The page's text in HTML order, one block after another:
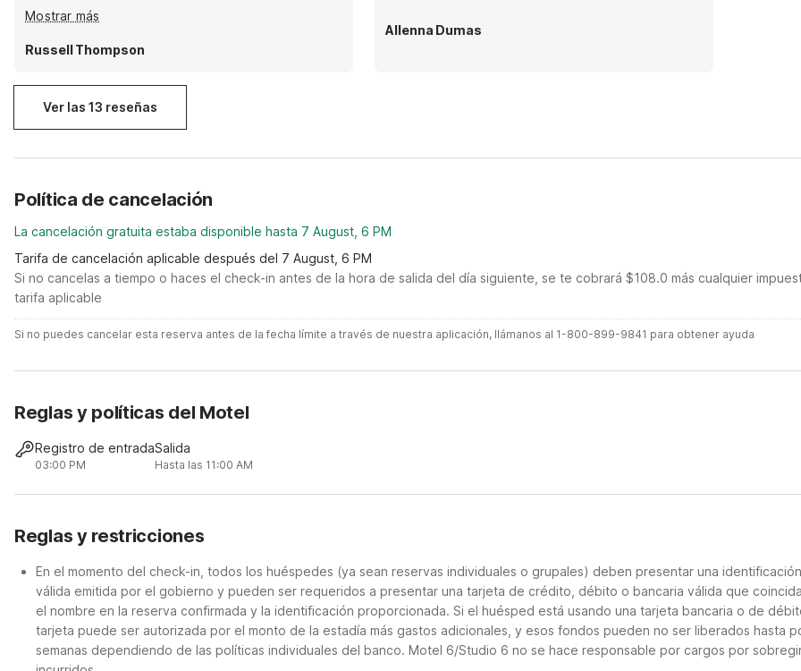
respect not to mention the rates were always fair.
Mostrar más
Russell Thompson
Allenna Dumas
Ver las 13 reseñas
Política de cancelación
La cancelación gratuita estaba disponible hasta 7 August, 6 PM
Tarifa de cancelación aplicable después del 7 August, 6 PM
Si no cancelas a tiempo o haces el check-in antes de la hora de salida del día siguiente, se te cobrará $108.0 más cualquier
tarifa aplicable
Si no puedes cancelar esta reserva antes de la fecha límite a través de nuestra aplicación, llámanos al 1-800-899-9841 para obtener ayuda
Reglas y políticas del Motel
Registro de entrada
03:00 PM
Salida
Hasta las 11:00 AM
Reglas y restricciones
En el momento del check-in, todos los huéspedes (ya sean reservas individuales o grupales) deben presentar una identificación
válida emitida por el gobierno y pueden ser requeridos a presentar una tarjeta de crédito, débito o bancaria válida que
el nombre en la reserva confirmada y la identificación proporcionada. Si el huésped está usando una tarjeta bancaria o de
tarjeta puede ser autorizada por el monto de la estadía más gastos adicionales, y esos fondos pueden no ser liberados hasta
semanas dependiendo de las políticas individuales del banco. Motel 6/Studio 6 no se hace responsable por cargos por